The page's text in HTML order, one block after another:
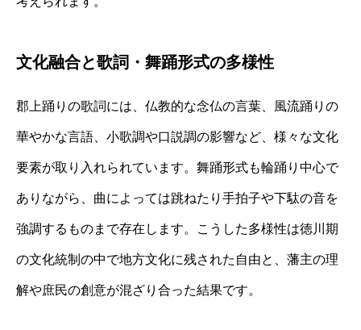
文化融合と歌詞・舞踊形式の多様性
郡上踊りの歌詞には、仏教的な念仏の言葉、風流踊りの
華やかな言語、小歌調や口説調の影響など、様々な文化
要素が取り入れられています。舞踊形式も輪踊り中心で
ありながら、曲によっては跳ねたり手拍子や下駄の音を
強調するものまで存在します。こうした多様性は徳川期
の文化統制の中で地方文化に残された自由と、藩主の理
解や庶民の創意が混ざり合った結果です。